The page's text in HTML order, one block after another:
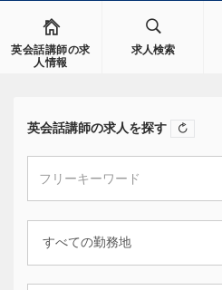
英会話講師の求
人情報
求人検索
英会話講師の求人を探す